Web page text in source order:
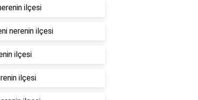
ilçesi
nerenin ilçesi
ilçesi
ilçesi